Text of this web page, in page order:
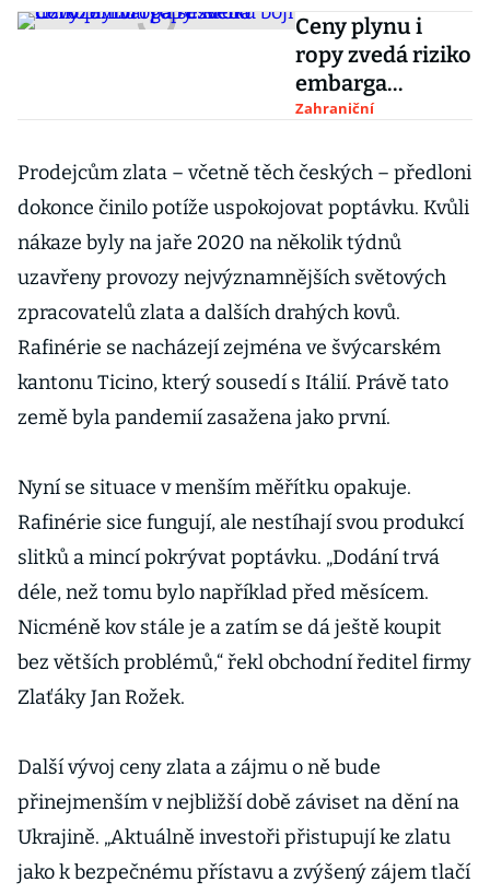
Ceny plynu i
ropy zvedá riziko
embarga
ruského dovozu.
bojí
Zahraniční
Prodejcům zlata – včetně těch českých – předloni
dokonce činilo potíže uspokojovat poptávku. Kvůli
nákaze byly na jaře 2020 na několik týdnů
uzavřeny provozy nejvýznamnějších světových
zpracovatelů zlata a dalších drahých kovů.
Rafinérie se nacházejí zejména ve švýcarském
kantonu Ticino, který sousedí s Itálií. Právě tato
země byla pandemií zasažena jako první.
Nyní se situace v menším měřítku opakuje.
Rafinérie sice fungují, ale nestíhají svou produkcí
slitků a mincí pokrývat poptávku. „Dodání trvá
déle, než tomu bylo například před měsícem.
Nicméně kov stále je a zatím se dá ještě koupit
bez větších problémů,“ řekl obchodní ředitel firmy
Zlaťáky Jan Rožek.
Další vývoj ceny zlata a zájmu o ně bude
přinejmenším v nejbližší době záviset na dění na
Ukrajině. „Aktuálně investoři přistupují ke zlatu
jako k bezpečnému přístavu a zvýšený zájem tlačí